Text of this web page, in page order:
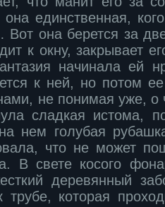
единственная,
Вот она берется за
к окну, закрывает
начинала ей
к ней, но потом
не понимая уже, о
сладкая истома,
нем голубая
что не может
В свете косого
деревянный
трубе, которая